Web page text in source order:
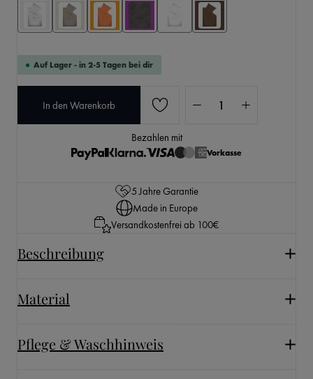
Auf Lager - in 2-5 Tagen bei dir
In den Warenkorb
Bezahlen mit
Vorkasse
5 Jahre Garantie
Made in Europe
Versandkostenfrei ab 100€
Beschreibung
Material
Pflege & Waschhinweis